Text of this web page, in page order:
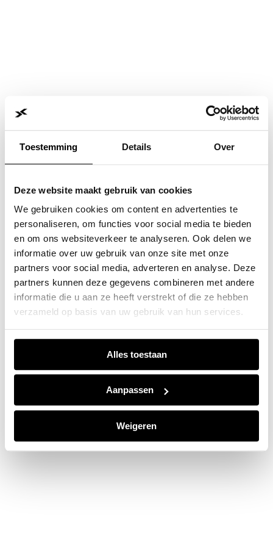
Toestemming Details Over
Deze website maakt gebruik van cookies
We gebruiken cookies om content en advertenties te
personaliseren, om functies voor social media te bieden
en om ons websiteverkeer te analyseren. Ook delen we
informatie over uw gebruik van onze site met onze
partners voor social media, adverteren en analyse. Deze
partners kunnen deze gegevens combineren met andere
informatie die u aan ze heeft verstrekt of die ze hebben
verzameld op basis van uw gebruik van hun services.
Alles toestaan
Aanpassen
Weigeren
Application error: a client-side exception has occurred while
loadingwww.jvk.nl(see the browser consolefor more
information).